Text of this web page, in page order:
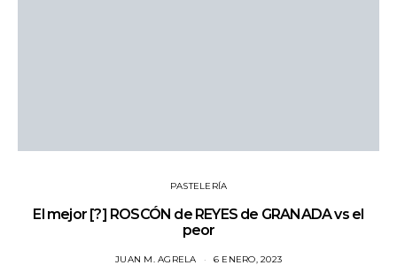
PASTELERÍA
El mejor [?] ROSCÓN de REYES de GRANADA vs el
peor
JUAN M. AGRELA 6 ENERO, 2023